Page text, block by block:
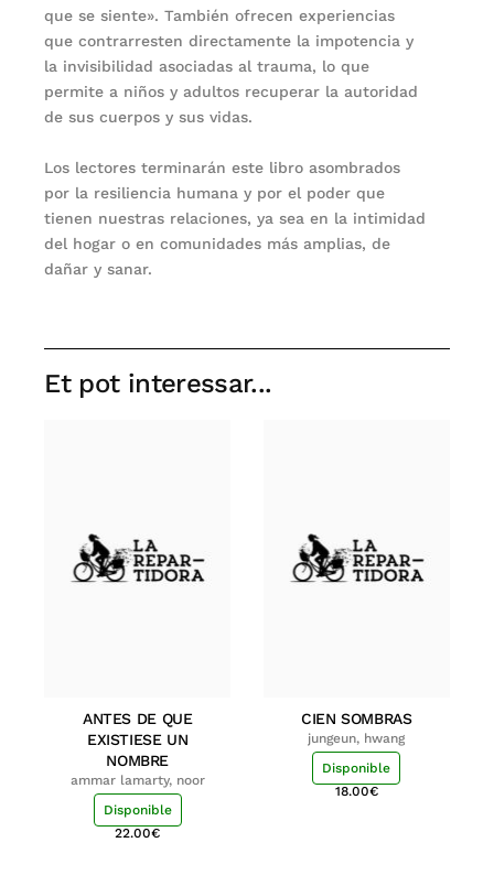
que se siente». También ofrecen experiencias
que contrarresten directamente la impotencia y
la invisibilidad asociadas al trauma, lo que
permite a niños y adultos recuperar la autoridad
de sus cuerpos y sus vidas.
Los lectores terminarán este libro asombrados
por la resiliencia humana y por el poder que
tienen nuestras relaciones, ya sea en la intimidad
del hogar o en comunidades más amplias, de
dañar y sanar.
Et pot interessar...
ANTES DE QUE
EXISTIESE UN
NOMBRE
ammar lamarty, noor
Disponible
22.00€
CIEN SOMBRAS
jungeun, hwang
Disponible
18.00€